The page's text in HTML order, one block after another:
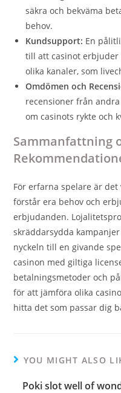
säkra och bekväma
behov.
Kundsupport: En
till att casinot erbjuder
olika kanaler, som
Omdömen och
recensioner från
om casinots rykte och
Sammanfattning
För erfarna spelare är
förstår era behov och
erbjudanden.
skräddarsydda
nyckeln till en givande
casinon med giltiga
betalningsmetoder och
för att jämföra olika
hitta det som passar dig
YOU MIGHT ALSO
Poki slot well of